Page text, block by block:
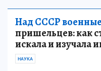
Над СССР военные
пришельцев: как
искала и изучала
НАУКА